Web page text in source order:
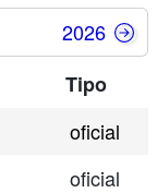
2026
Tipo
oficial
oficial